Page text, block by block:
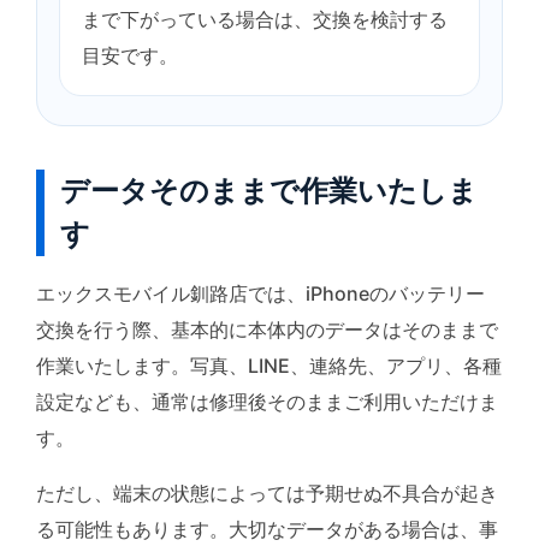
まで下がっている場合は、交換を検討する
目安です。
データそのままで作業いたしま
す
エックスモバイル釧路店では、iPhoneのバッテリー
交換を行う際、基本的に本体内のデータはそのままで
作業いたします。写真、LINE、連絡先、アプリ、各種
設定なども、通常は修理後そのままご利用いただけま
す。
ただし、端末の状態によっては予期せぬ不具合が起き
る可能性もあります。大切なデータがある場合は、事